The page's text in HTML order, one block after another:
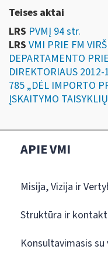
Teises aktai
LRS PVMĮ 94 str.
LRS VMI PRIE FM
DEPARTAMENTO
DIREKTORIAUS
785 „DĖL IMPORTO
ĮSKAITYMO
APIE VMI
Misija, Vizija ir
Struktūra ir
Konsultavimasis